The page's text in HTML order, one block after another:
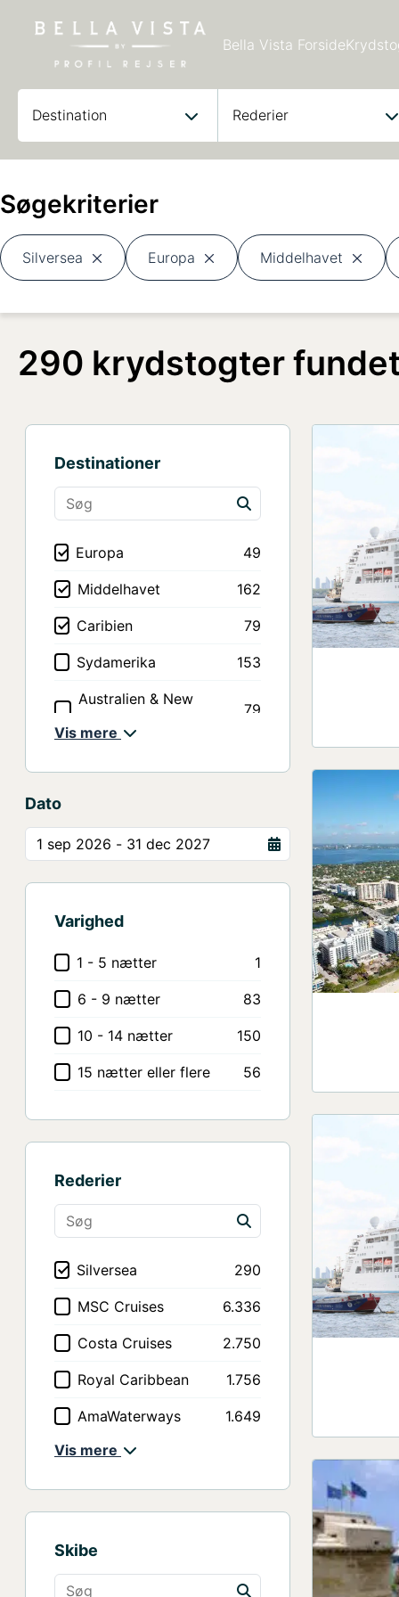
Bella Vista Forside
Destination Rederier
Søgekriterier
Silversea Europa Middelhavet
290 krydstogter fundet
Destinationer
Europa 49
Middelhavet 162
Caribien 79
Nordamerika 13
Sydamerika 153
Ocean
65
Mellemamerika
De Britiske Øer 19
Alaska 41
Asia 7
Australien & New
79
Kanarieøerne
Transatlantisk 21
Arktis
Iberiske halvø
Stillehavet 29
Vis mere
Dato
Varighed
1 - 5 nætter 1
6 - 9 nætter 83
10 - 14 nætter 150
15 nætter eller flere 56
Rederier
MSC Cruises 6.336
Royal Caribbean 1.756
AmaWaterways 1.649
Costa Cruises 2.750
Norwegian Cruise Line
Silversea 290
Emerald River Cruises 852
Scenic River Cruises
Vis mere
Skibe